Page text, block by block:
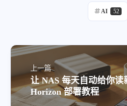
AI 52
上一篇
让 NAS 每天自动给你
Horizon 部署教程